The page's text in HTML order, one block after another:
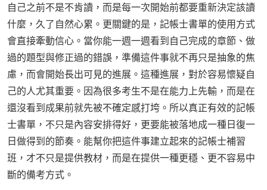
自己之前不是不肯讀，而是每一次開始前都要重新決定該讀
什麼，久了自然心累。更關鍵的是，記帳士書單的使用方式
會直接牽動信心。當你能一週一週看到自己完成的章節、做
過的題型與修正過的錯誤，準備這件事就不再只是抽象的焦
慮，而會開始長出可見的進展。這種進展，對於容易懷疑自
己的人尤其重要。因為很多考生不是在能力上先輸，而是在
還沒看到成果前就先被不確定感打垮。所以真正有效的記帳
士書單，不只是內容安排得好，更要能被落地成一種日復一
日做得到的節奏。能幫你把這件事建立起來的記帳士補習
班，才不只是提供教材，而是在提供一種更穩、更不容易中
斷的備考方式。